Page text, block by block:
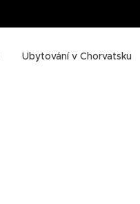
Ubytování v Chorvatsku